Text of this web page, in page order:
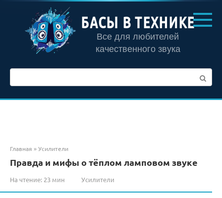
контенту
БАСЫ В ТЕХНИКЕ
Все для любителей
качественного звука
Главная »Усилители
Правда и мифы о тёплом ламповом звуке
На чтение: 23 мин Усилители